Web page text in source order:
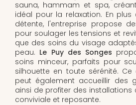
sauna, hammam et spa,
idéal pour la relaxation. En
détente, l'entreprise propose
pour soulager les tensions et
que des soins du visage
peau. Le Puy des Songes
soins minceur, parfaits pour
silhouette en toute sérénité.
peut également accueillir des
ainsi de profiter des
conviviale et reposante.